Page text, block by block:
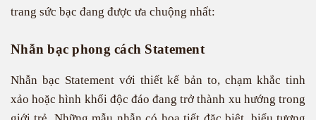
trang sức bạc đang được ưa chuộng nhất:
Nhẫn bạc phong cách Statement
Nhẫn bạc Statement với thiết kế bản to, chạm khắc tinh
xảo hoặc hình khối độc đáo đang trở thành xu hướng trong